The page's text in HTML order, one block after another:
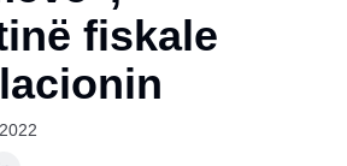
fiskale